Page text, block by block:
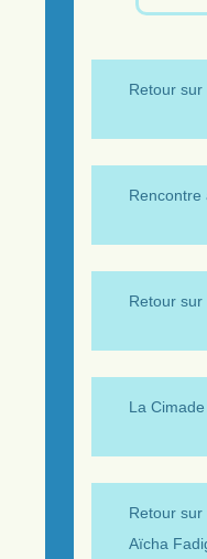
Retour
Rencontre
Retour sur
La
Retour sur
Aïcha